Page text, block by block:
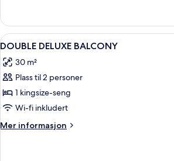
Åpne
alle
bildene
av
DOUBLE
DELUXE
BALCONY
Safe på
10
DOUBLE DELUXE BALCONY
30 m²
Plass til 2 personer
1 kingsize-seng
Wi-fi inkludert
Mer informasjon
Mer